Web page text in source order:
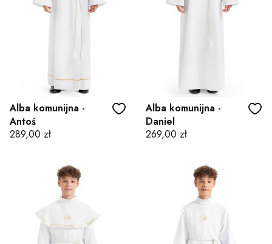
Alba komunijna -
Antoś
Cena
289,00 zł
Alba komunijna -
Daniel
Cena
269,00 zł